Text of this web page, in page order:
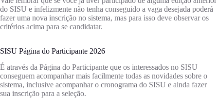
do SISU e infelizmente não tenha conseguido a vaga desejada poderá
fazer uma nova inscrição no sistema, mas para isso deve observar os
critérios acima para se candidatar.
SISU Página do Participante 2026
É através da Página do Participante que os interessados no SISU
conseguem acompanhar mais facilmente todas as novidades sobre o
sistema, inclusive acompanhar o cronograma do SISU e ainda fazer
sua inscrição para a seleção.